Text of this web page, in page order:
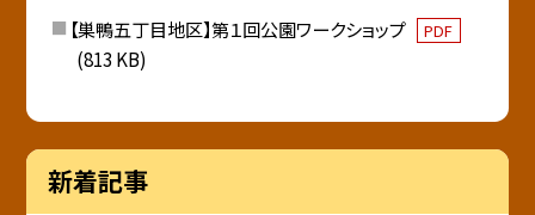
【巣鴨五丁目地区】第１回公園ワークショップ
PDF
(813 KB)
新着記事